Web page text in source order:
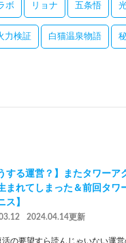
ボ リョナ 五条悟
力検証 白猫温泉物語
する運営？】またタワーア
まれてしまった＆前回タワ
ス】
2024.04.14更新
活の要望すら読んじゃいない運